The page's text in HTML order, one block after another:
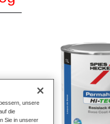
unsere
die
Sie in unserer